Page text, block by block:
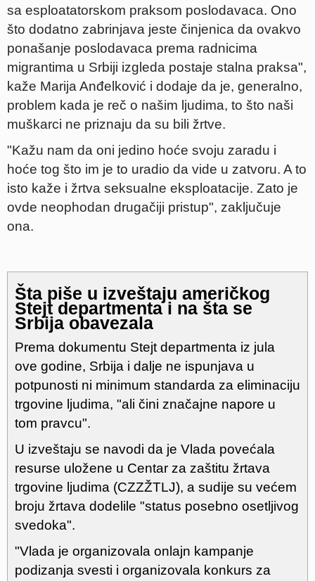
sa esploatatorskom praksom poslodavaca. Ono
što dodatno zabrinjava jeste činjenica da ovakvo
ponašanje poslodavaca prema radnicima
migrantima u Srbiji izgleda postaje stalna praksa",
kaže Marija Anđelković i dodaje da je, generalno,
problem kada je reč o našim ljudima, to što naši
muškarci ne priznaju da su bili žrtve.
"Kažu nam da oni jedino hoće svoju zaradu i
hoće tog što im je to uradio da vide u zatvoru. A to
isto kaže i žrtva seksualne eksploatacije. Zato je
ovde neophodan drugačiji pristup", zaključuje
ona.
Šta piše u izveštaju američkog
Stejt departmenta i na šta se
Srbija obavezala
Prema dokumentu Stejt departmenta iz jula
ove godine, Srbija i dalje ne ispunjava u
potpunosti ni minimum standarda za eliminaciju
trgovine ljudima, "ali čini značajne napore u
tom pravcu".
U izveštaju se navodi da je Vlada povećala
resurse uložene u Centar za zaštitu žrtava
trgovine ljudima (CZZŽTLJ), a sudije su većem
broju žrtava dodelile "status posebno osetljivog
svedoka".
"Vlada je organizovala onlajn kampanje
podizanja svesti i organizovala konkurs za